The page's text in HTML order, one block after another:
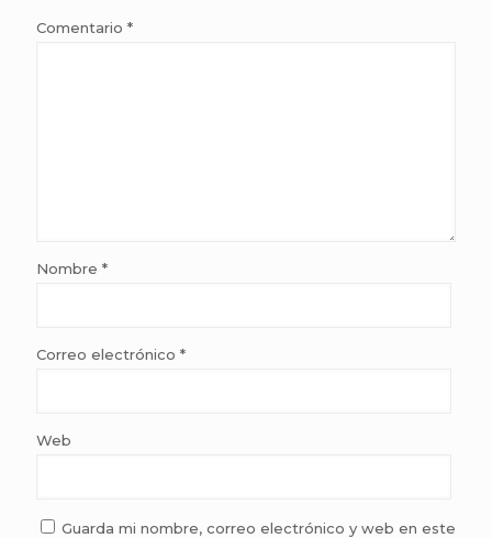
Comentario *
Nombre *
Correo electrónico *
Web
Guarda mi nombre, correo electrónico y web en este